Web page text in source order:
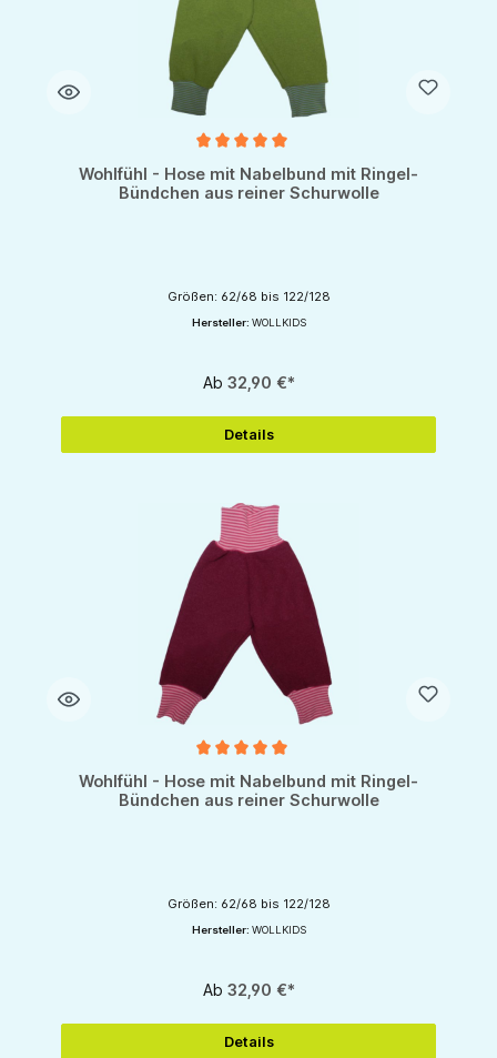
Wohlfühl - Hose mit Nabelbund mit Ringel-
Bündchen aus reiner Schurwolle
Größen: 62/68 bis 122/128
Hersteller: WOLLKIDS
Ab 32,90 €*
Details
Wohlfühl - Hose mit Nabelbund mit Ringel-
Bündchen aus reiner Schurwolle
Größen: 62/68 bis 122/128
Hersteller: WOLLKIDS
Ab 32,90 €*
Details